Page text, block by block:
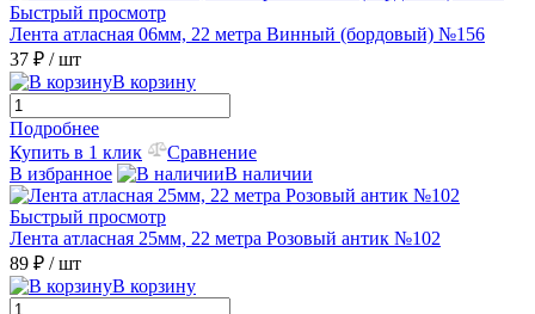
Быстрый просмотр
Лента атласная 06мм, 22 метра Винный (бордовый) №156
37 ₽ / шт
В корзину
Подробнее
Купить в 1 клик
Сравнение
В избранное
В наличии
Быстрый просмотр
Лента атласная 25мм, 22 метра Розовый антик №102
89 ₽ / шт
В корзину